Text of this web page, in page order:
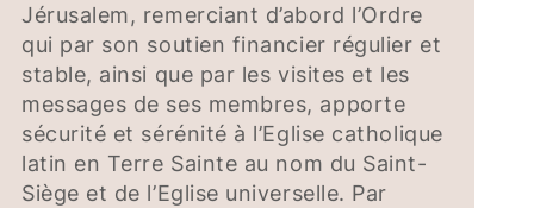
Jérusalem, remerciant d’abord l’Ordre
qui par son soutien financier régulier et
stable, ainsi que par les visites et les
messages de ses membres, apporte
sécurité et sérénité à l’Eglise catholique
latin en Terre Sainte au nom du Saint-
Siège et de l’Eglise universelle. Par